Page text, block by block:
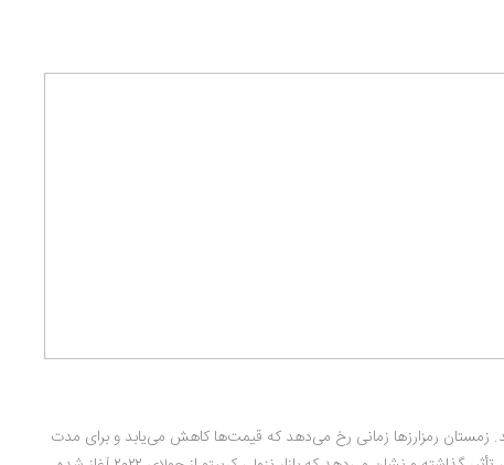
زمستان رمز‌ارز‌ها زمانی رخ می‌دهد که قیمت‌ها کاهش می‌یابد و برای مدت